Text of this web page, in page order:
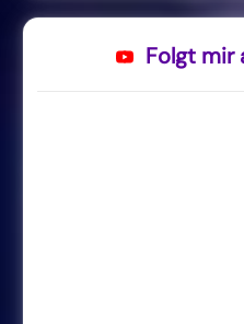
Folgt mir